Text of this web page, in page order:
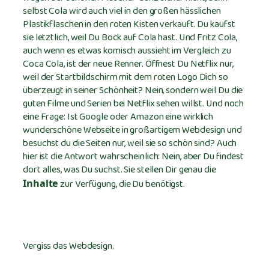
selbst Cola wird auch viel in den großen hässlichen
Plastikflaschen in den roten Kisten verkauft. Du kaufst
sie letztlich, weil Du Bock auf Cola hast. Und Fritz Cola,
auch wenn es etwas komisch aussieht im Vergleich zu
Coca Cola, ist der neue Renner. Öffnest Du Netflix nur,
weil der Startbildschirm mit dem roten Logo Dich so
überzeugt in seiner Schönheit? Nein, sondern weil Du die
guten Filme und Serien bei Netflix sehen willst. Und noch
eine Frage: Ist Google oder Amazon eine wirklich
wunderschöne Webseite in großartigem Webdesign und
besuchst du die Seiten nur, weil sie so schön sind? Auch
hier ist die Antwort wahrscheinlich: Nein, aber Du findest
dort alles, was Du suchst. Sie stellen Dir genau die
Inhaltezur Verfügung, die Du benötigst.
Vergiss das Webdesign.